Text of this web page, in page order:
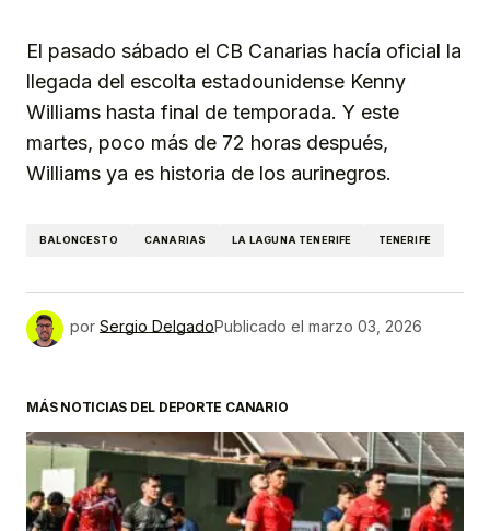
El pasado sábado el CB Canarias hacía oficial la
llegada del escolta estadounidense Kenny
Williams hasta final de temporada. Y este
martes, poco más de 72 horas después,
Williams ya es historia de los aurinegros.
BALONCESTO CANARIAS LA LAGUNA TENERIFE TENERIFE
por Sergio DelgadoPublicado el marzo 03, 2026
MÁS NOTICIAS DEL DEPORTE CANARIO